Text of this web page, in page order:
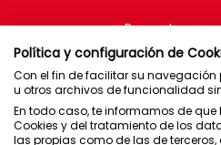
Proyectos
Brasil
Política y configuración de
Con el fin de facilitar su navegación
u otros archivos de funcionalidad
En todo caso, te informamos de que
Cookies y del tratamiento de los
las propias como de las de